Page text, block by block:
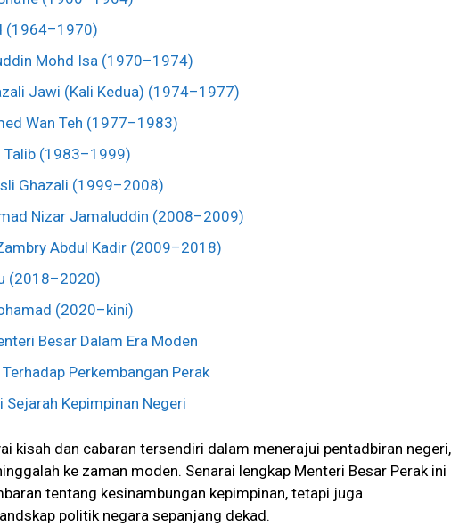
(1964–1970)
Mohd Isa (1970–1974)
Jawi (Kali Kedua) (1974–1977)
Wan Teh (1977–1983)
Talib (1983–1999)
Ghazali (1999–2008)
Nizar Jamaluddin (2008–2009)
Abdul Kadir (2009–2018)
(2018–2020)
(2020–kini)
Besar Dalam Era Moden
Perkembangan Perak
Kepimpinan Negeri
kisah dan cabaran tersendiri dalam menerajui pentadbiran negeri,
ke zaman moden. Senarai lengkap Menteri Besar Perak ini
tentang kesinambungan kepimpinan, tetapi juga
politik negara sepanjang dekad.